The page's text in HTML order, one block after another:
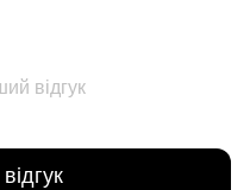
відгук